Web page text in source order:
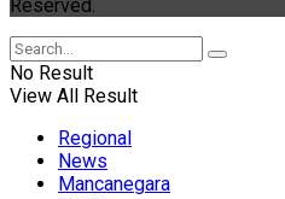
Reserved.
No Result
View All Result
Regional
News
Mancanegara